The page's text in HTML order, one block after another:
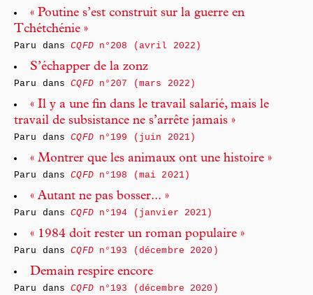
« Poutine s’est construit sur la guerre en
Tchétchénie »
Paru dansCQFDn°208 (avril 2022)
S’échapper de la zonz
Paru dansCQFDn°207 (mars 2022)
« Il y a une fin dans le travail salarié, mais le
travail de subsistance ne s’arrête jamais »
Paru dansCQFDn°199 (juin 2021)
« Montrer que les animaux ont une histoire »
Paru dansCQFDn°198 (mai 2021)
« Autant ne pas bosser... »
Paru dansCQFDn°194 (janvier 2021)
« 1984 doit rester un roman populaire »
Paru dansCQFDn°193 (décembre 2020)
Demain respire encore
Paru dansCQFDn°193 (décembre 2020)